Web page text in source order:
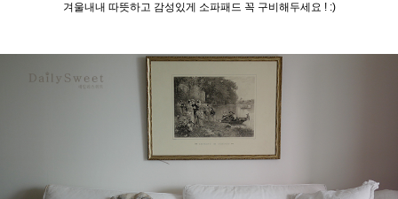
겨울내내 따뜻하고 감성있게 소파패드 꼭 구비해두세요 ! :)